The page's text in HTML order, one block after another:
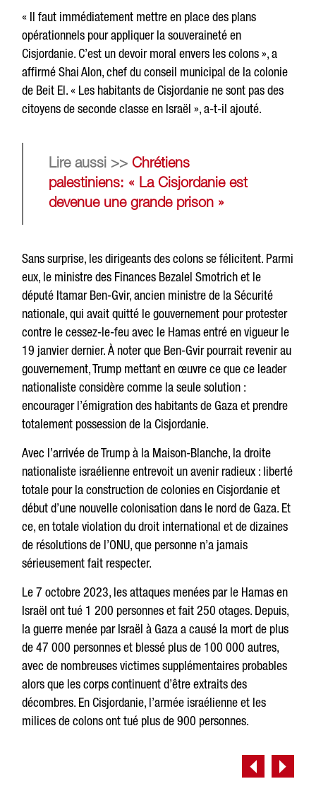
« Il faut immédiatement mettre en place des plans
opérationnels pour appliquer la souveraineté en
Cisjordanie. C’est un devoir moral envers les colons », a
affirmé Shai Alon, chef du conseil municipal de la colonie
de Beit El. « Les habitants de Cisjordanie ne sont pas des
citoyens de seconde classe en Israël », a-t-il ajouté.
Lire aussi >>Chrétiens
palestiniens: « La Cisjordanie est
devenue une grande prison »
Sans surprise, les dirigeants des colons se félicitent. Parmi
eux, le ministre des Finances Bezalel Smotrich et le
député Itamar Ben-Gvir, ancien ministre de la Sécurité
nationale, qui avait quitté le gouvernement pour protester
contre le cessez-le-feu avec le Hamas entré en vigueur le
19 janvier dernier. À noter que Ben-Gvir pourrait revenir au
gouvernement, Trump mettant en œuvre ce que ce leader
nationaliste considère comme la seule solution :
encourager l’émigration des habitants de Gaza et prendre
totalement possession de la Cisjordanie.
Avec l’arrivée de Trump à la Maison-Blanche, la droite
nationaliste israélienne entrevoit un avenir radieux : liberté
totale pour la construction de colonies en Cisjordanie et
début d’une nouvelle colonisation dans le nord de Gaza. Et
ce, en totale violation du droit international et de dizaines
de résolutions de l’ONU, que personne n’a jamais
sérieusement fait respecter.
Le 7 octobre 2023, les attaques menées par le Hamas en
Israël ont tué 1 200 personnes et fait 250 otages. Depuis,
la guerre menée par Israël à Gaza a causé la mort de plus
de 47 000 personnes et blessé plus de 100 000 autres,
avec de nombreuses victimes supplémentaires probables
alors que les corps continuent d’être extraits des
décombres. En Cisjordanie, l’armée israélienne et les
milices de colons ont tué plus de 900 personnes.